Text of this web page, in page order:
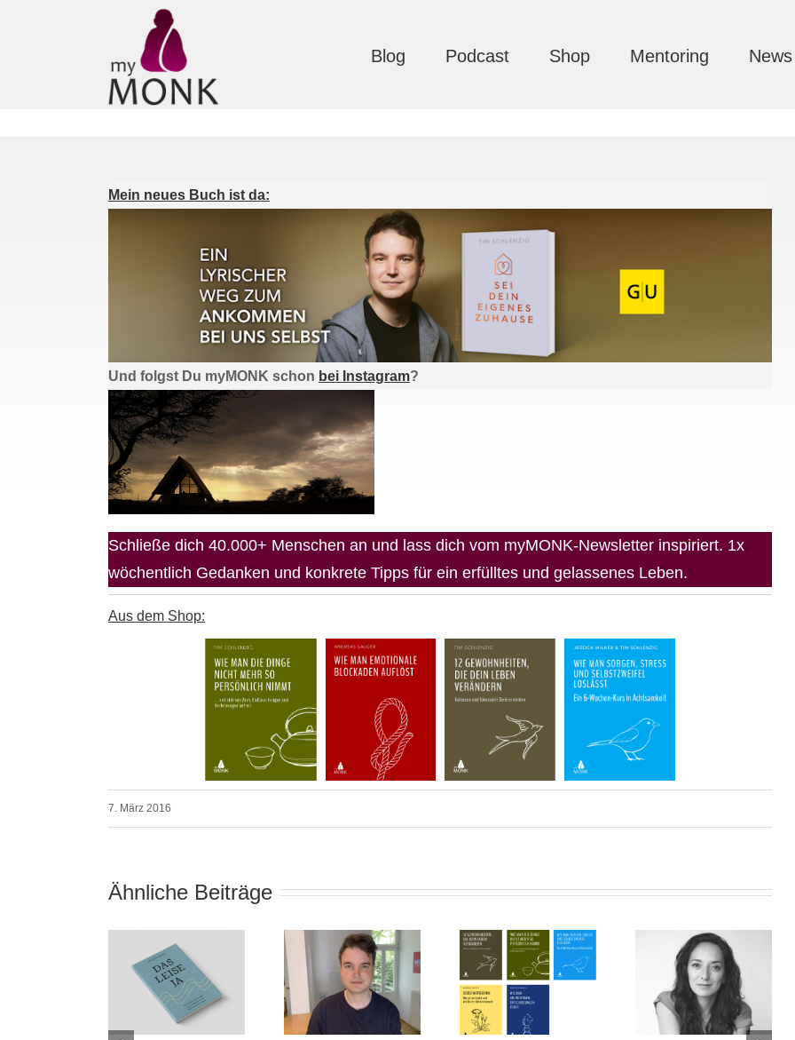
Blog Podcast Shop Mentoring News
Mein neues Buch ist da:
Und folgst Du myMONK schon bei Instagram?
Schließe dich 40.000+ Menschen an und lass dich vom myMONK-Newsletter inspiriert. 1x
wöchentlich Gedanken und konkrete Tipps für ein erfülltes und gelassenes Leben.
Aus dem Shop:
7. März 2016
Ähnliche Beiträge